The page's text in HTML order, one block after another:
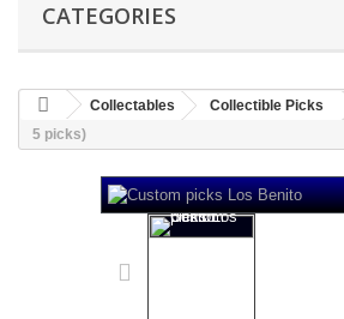
CATEGORIES
Collectables Collectible Picks
5 picks)